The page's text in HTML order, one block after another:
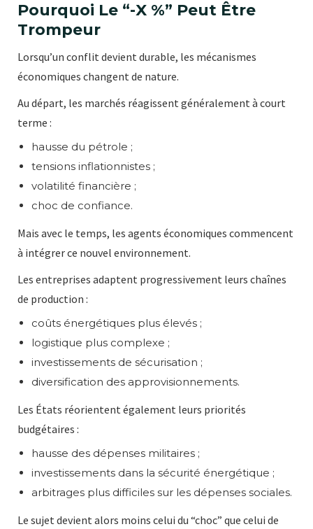
Pourquoi Le “-X %” Peut Être
Trompeur
Lorsqu’un conflit devient durable, les mécanismes
économiques changent de nature.
Au départ, les marchés réagissent généralement à court
terme :
hausse du pétrole ;
tensions inflationnistes ;
volatilité financière ;
choc de confiance.
Mais avec le temps, les agents économiques commencent
à intégrer ce nouvel environnement.
Les entreprises adaptent progressivement leurs chaînes
de production :
coûts énergétiques plus élevés ;
logistique plus complexe ;
investissements de sécurisation ;
diversification des approvisionnements.
Les États réorientent également leurs priorités
budgétaires :
hausse des dépenses militaires ;
investissements dans la sécurité énergétique ;
arbitrages plus difficiles sur les dépenses sociales.
Le sujet devient alors moins celui du “choc” que celui de